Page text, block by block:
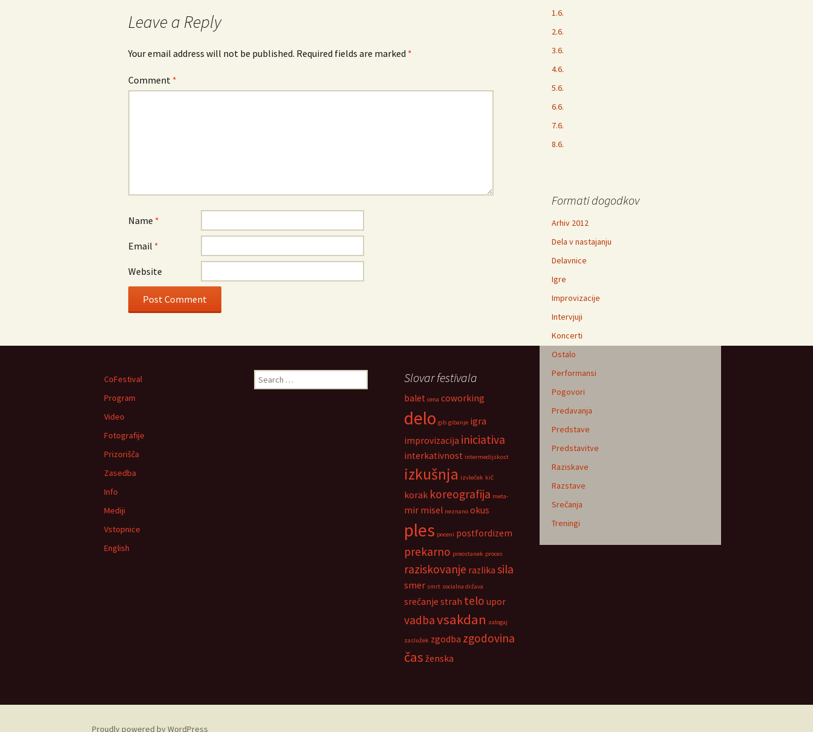
Leave a Reply
Your email address will not be published. Required fields are marked *
Comment *
Name *
Email *
Website
1.6.
2.6.
3.6.
4.6.
5.6.
6.6.
7.6.
8.6.
Formati dogodkov
Arhiv 2012
Dela v nastajanju
Delavnice
Igre
Improvizacije
Intervjuji
Koncerti
Ostalo
Performansi
Pogovori
Predavanja
Predstave
Predstavitve
Raziskave
Razstave
Srečanja
Treningi
CoFestival
Program
Video
Fotografije
Prizorišča
Zasedba
Info
Mediji
Vstopnice
English
Search
for:
Slovar festivala
balet cena coworking
delo gib gibanje igra
improvizacija iniciativa
interkativnost intermedijskost
izkušnja izvleček kič
korak koreografija meta-
mir misel neznano okus
ples poceni postfordizem
prekarno preostanek proces
raziskovanje razlika sila
smer smrt socialna država
srečanje strah telo upor
vadbavsakdan zalogaj
zaslužek zgodba zgodovina
čas ženska
Proudly powered by WordPress